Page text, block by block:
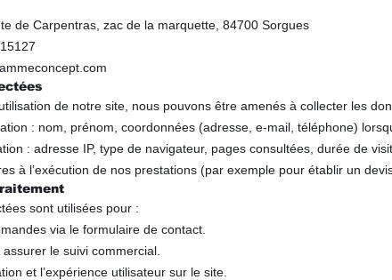
de Carpentras, zac de la marquette, 84700 Sorgues
de notre site, nous pouvons être amenés à collecter les
: nom, prénom, coordonnées (adresse, e-mail, téléphone)
: adresse IP, type de navigateur, pages consultées, durée de
à l’exécution de nos prestations (par exemple pour établir un
sont utilisées pour :
via le formulaire de contact.
le suivi commercial.
et l’expérience utilisateur sur le site.